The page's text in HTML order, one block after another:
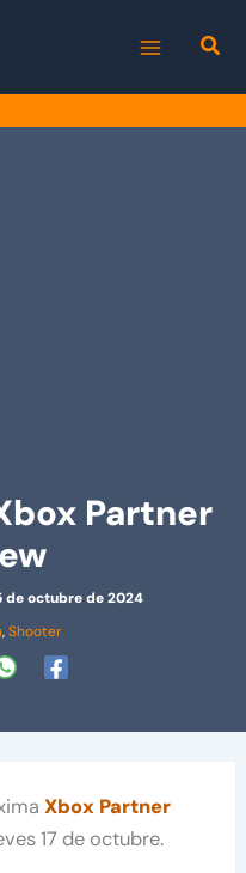
MENU
Partner
de octubre de 2024
,Shooter
Xbox Partner
17 de octubre.